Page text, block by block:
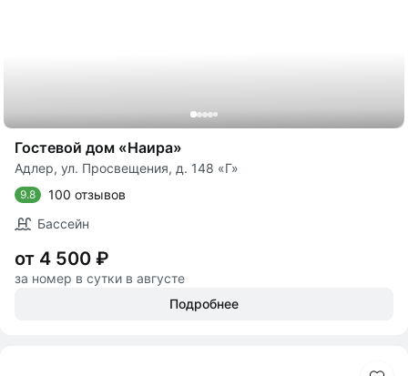
Гостевой дом «Наира»
Адлер, ул. Просвещения, д. 148 «Г»
9.8
100 отзывов
Бассейн
от 4 500 ₽
за номер в сутки в августе
Подробнее